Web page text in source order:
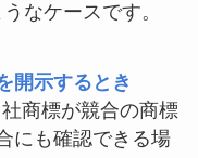
なケースです。
開示するとき
商標が競合の商標
にも確認できる場